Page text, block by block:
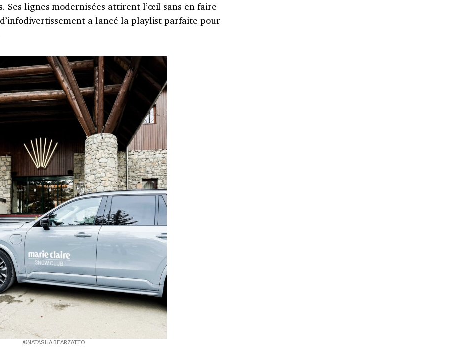
Ses lignes modernisées attirent l’œil sans en faire
a lancé la playlist parfaite pour
©NATASHA BEARZATTO